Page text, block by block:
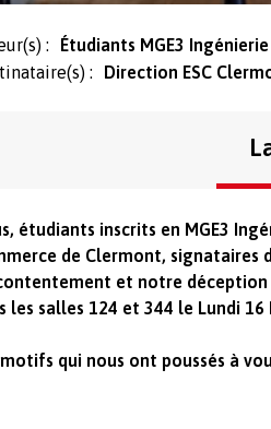
:
Étudiants MGE3
:
Direction ESC
étudiants inscrits en MGE3
de Clermont,
et notre
les salles 124 et 344 le Lundi 16
motifs qui nous ont poussés à